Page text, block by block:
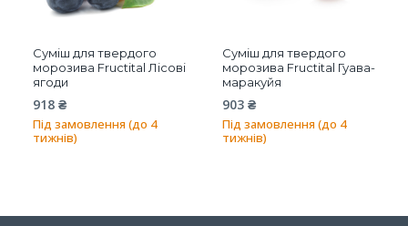
Суміш для твердого
морозива Fructital Лісові
ягоди
918 ₴
Під замовлення (до 4
тижнів)
Суміш для твердого
морозива Fructital Гуава-
маракуйя
903 ₴
Під замовлення (до 4
тижнів)